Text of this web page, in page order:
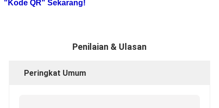
"Kode QR" Sekarang!
Penilaian & Ulasan
Peringkat Umum